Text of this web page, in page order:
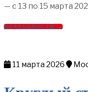
— с 13 по 15 марта
ПОДРОБНОСТИ →
11 марта 2026